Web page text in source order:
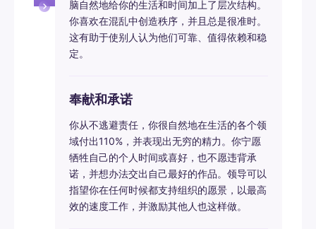
脑自然地给你的生活和时间加上了层次结构。
你喜欢在混乱中创造秩序，并且总是很准时。
这有助于使别人认为他们可靠、值得依赖和稳
定。
奉献和承诺
你从不逃避责任，你很自然地在生活的各个领
域付出110%，并表现出无穷的精力。你宁愿
牺牲自己的个人时间或喜好，也不愿违背承
诺，并想办法交出自己最好的作品。领导可以
指望你在任何时候都支持组织的愿景，以最高
效的速度工作，并激励其他人也这样做。